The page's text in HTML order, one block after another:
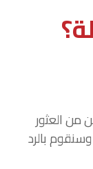
من العثور
بالرد